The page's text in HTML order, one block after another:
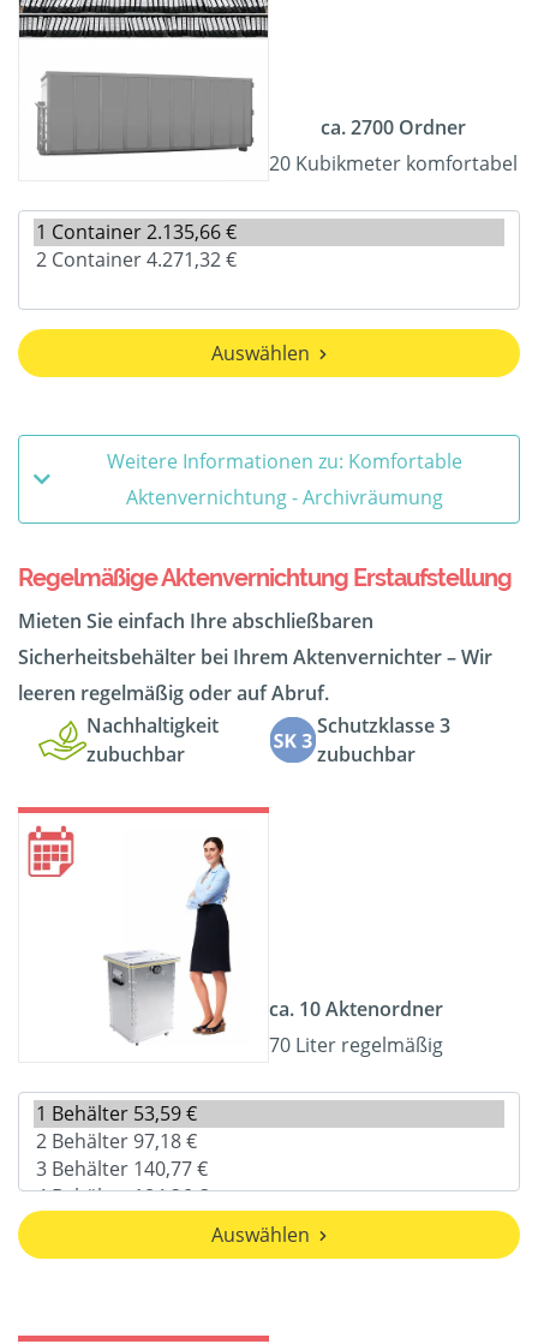
ca. 2700 Ordner
20 Kubikmeter komfortabel
Auswählen
Weitere Informationen zu: Komfortable
Aktenvernichtung - Archivräumung
Regelmäßige Aktenvernichtung Erstaufstellung
Mieten Sie einfach Ihre abschließbaren
Sicherheitsbehälter bei Ihrem Aktenvernichter – Wir
leeren regelmäßig oder auf Abruf.
Nachhaltigkeit
zubuchbar
Schutzklasse 3
zubuchbar
ca. 10 Aktenordner
70 Liter regelmäßig
Auswählen